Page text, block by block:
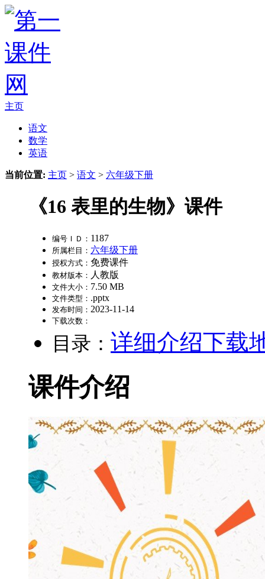
主页
语文
数学
英语
当前位置: 主页 > 语文 > 六年级下册
《16 表里的生物》课件
编号ＩＤ： 1187
所属栏目： 六年级下册
授权方式： 免费课件
教材版本： 人教版
文件大小： 7.50 MB
文件类型： .pptx
发布时间： 2023-11-14
下载次数：
目录： 详细介绍下载
课件介绍